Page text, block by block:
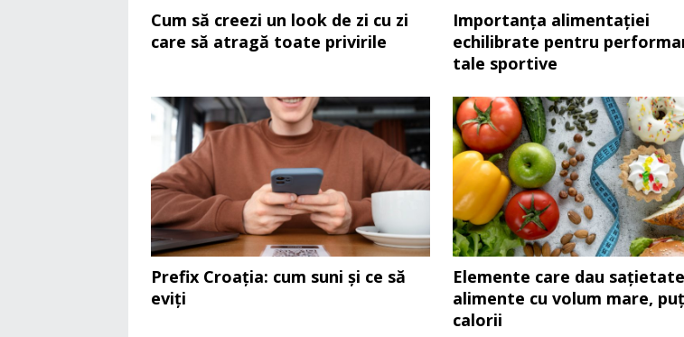
Cum să creezi un look de zi cu zi
care să atragă toate privirile
Importanța alimentației
echilibrate pentru
tale sportive
Prefix Croația: cum suni și ce să
eviți
Elemente care dau
alimente cu volum mare,
calorii